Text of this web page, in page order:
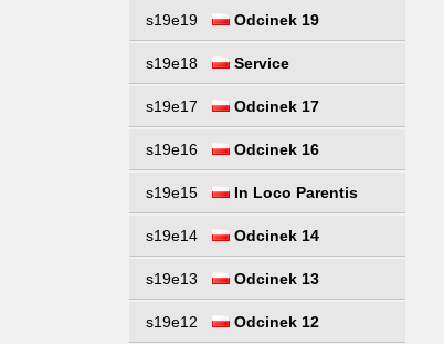
s19e19 Odcinek 19
s19e18 Service
s19e17 Odcinek 17
s19e16 Odcinek 16
s19e15 In Loco Parentis
s19e14 Odcinek 14
s19e13 Odcinek 13
s19e12 Odcinek 12